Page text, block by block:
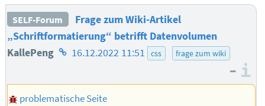
SELF-Forum
Frage zum Wiki-Artikel
„Schriftformatierung“ betrifft Datenvolumen
KallePeng Homepage
Autors
16.12.2022 11:51 css frage zum wiki
–
problematische Seite